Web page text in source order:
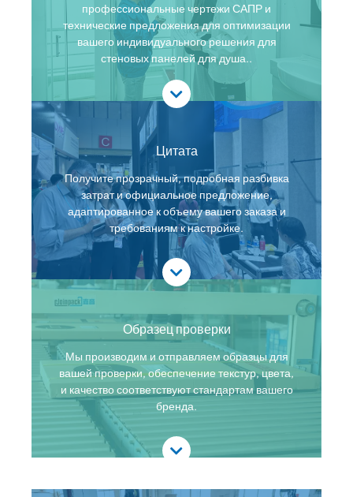
профессиональные чертежи САПР и
технические предложения для оптимизации
вашего индивидуального решения для
стеновых панелей для душа..
Цитата
Получите прозрачный, подробная разбивка
затрат и официальное предложение,
адаптированное к объему вашего заказа и
требованиям к настройке.
Образец проверки
Мы производим и отправляем образцы для
вашей проверки, обеспечение текстур, цвета,
и качество соответствуют стандартам вашего
бренда.